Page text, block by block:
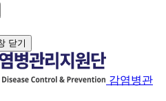
닫기
감염병관